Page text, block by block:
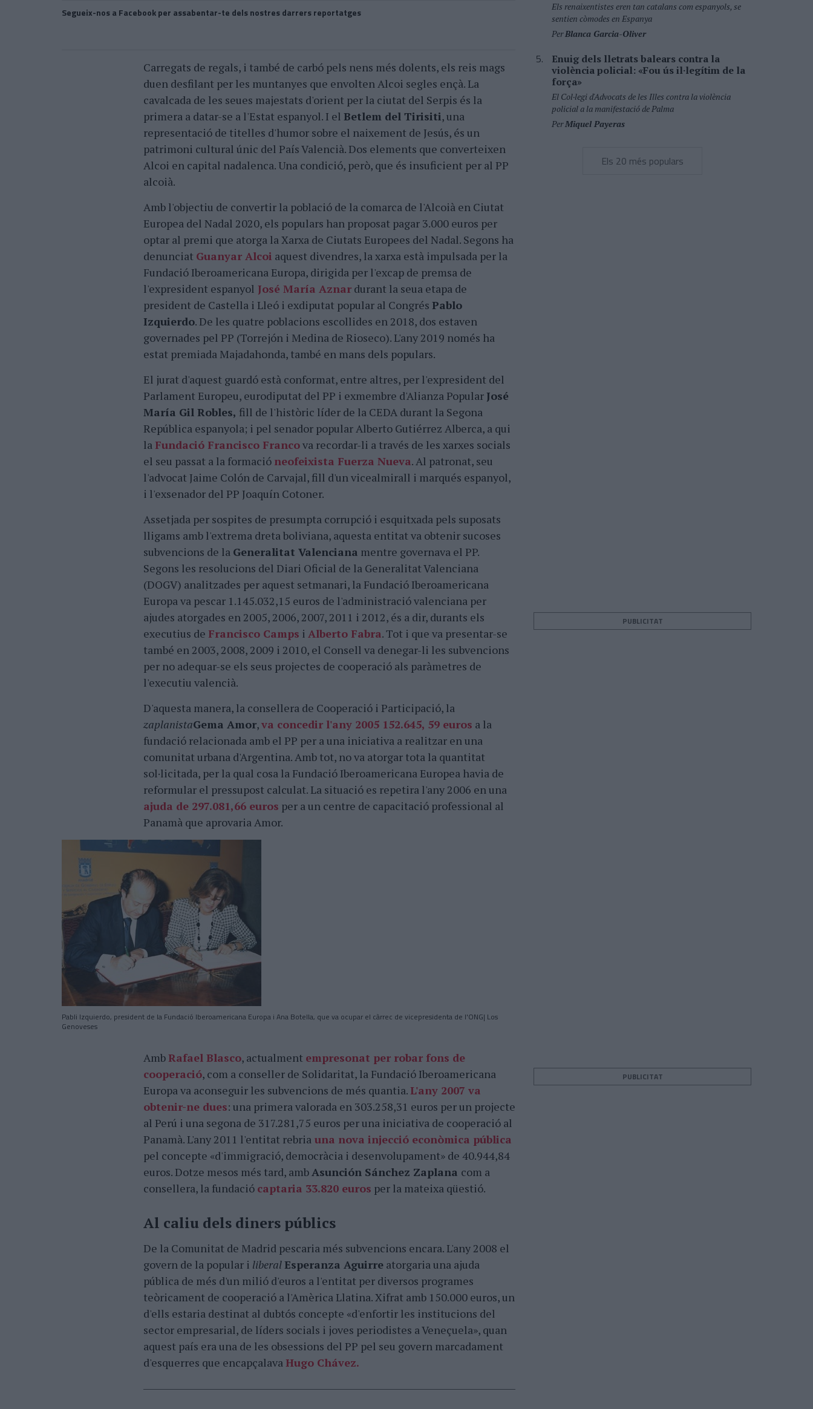
Segueix-nos a Facebook per assabentar-te dels nostres darrers reportatges
Carregats de regals, i també de carbó pels nens més dolents, els reis mags
duen desfilant per les muntanyes que envolten Alcoi segles ençà. La
cavalcada de les seues majestats d'orient per la ciutat del Serpis és la
primera a datar-se a l'Estat espanyol. I el Betlem del Tirisiti, una
representació de titelles d'humor sobre el naixement de Jesús, és un
patrimoni cultural únic del País Valencià. Dos elements que converteixen
Alcoi en capital nadalenca. Una condició, però, que és insuficient per al PP
alcoià.
Amb l'objectiu de convertir la població de la comarca de l'Alcoià en Ciutat
Europea del Nadal 2020, els populars han proposat pagar 3.000 euros per
optar al premi que atorga la Xarxa de Ciutats Europees del Nadal. Segons ha
denunciat Guanyar Alcoi aquest divendres, la xarxa està impulsada per la
Fundació Iberoamericana Europa, dirigida per l'excap de premsa de
l'expresident espanyol José María Aznar durant la seua etapa de
president de Castella i Lleó i exdiputat popular al Congrés Pablo
Izquierdo. De les quatre poblacions escollides en 2018, dos estaven
governades pel PP (Torrejón i Medina de Rioseco). L'any 2019 només ha
estat premiada Majadahonda, també en mans dels populars.
El jurat d'aquest guardó està conformat, entre altres, per l'expresident del
Parlament Europeu, eurodiputat del PP i exmembre d'Alianza PopularJosé
María Gil Robles, fill de l'històric líder de la CEDA durant la Segona
República espanyola; i pel senador popular Alberto Gutiérrez Alberca, a qui
la Fundació Francisco Francova recordar-li a través de les xarxes socials
el seu passat a la formació neofeixista Fuerza Nueva. Al patronat, seu
l'advocat Jaime Colón de Carvajal, fill d'un vicealmirall i marqués espanyol,
i l'exsenador del PP Joaquín Cotoner.
Assetjada per sospites de presumpta corrupció i esquitxada pels suposats
lligams amb l'extrema dreta boliviana, aquesta entitat va obtenir sucoses
subvencions de la Generalitat Valenciana mentre governava el PP.
Segons les resolucions del Diari Oficial de la Generalitat Valenciana
(DOGV) analitzades per aquest setmanari, la Fundació Iberoamericana
Europa va pescar 1.145.032,15 euros de l'administració valenciana per
ajudes atorgades en 2005, 2006, 2007, 2011 i 2012, és a dir, durants els
executius de Francisco Camps i Alberto Fabra. Tot i que va presentar-se
també en 2003, 2008, 2009 i 2010, el Consell va denegar-li les subvencions
per no adequar-se els seus projectes de cooperació als paràmetres de
l'executiu valencià.
D'aquesta manera, la consellera de Cooperació i Participació, la
zaplanistaGema Amor,va concedir l'any 2005 152.645, 59 euros a la
fundació relacionada amb el PP per a una iniciativa a realitzar en una
comunitat urbana d'Argentina. Amb tot, no va atorgar tota la quantitat
sol·licitada, per la qual cosa la Fundació Iberoamericana Europea havia de
reformular el pressupost calculat. La situació es repetira l'any 2006 en una
ajuda de 297.081,66 euros per a un centre de capacitació professional al
Panamà que aprovaria Amor.
Pabli Izquierdo, president de la Fundació Iberoamericana Europa i Ana Botella, que va ocupar el càrrec de vicepresidenta de l'ONG| Los
Genoveses
AmbRafael Blasco, actualment empresonat per robar fons de
cooperació, com a conseller de Solidaritat, la Fundació Iberoamericana
Europa va aconseguir les subvencions de més quantia.L'any 2007 va
obtenir-ne dues: una primera valorada en 303.258,31 euros per un projecte
al Perú i una segona de 317.281,75 euros per una iniciativa de cooperació al
Panamà. L'any 2011 l'entitat rebria una nova injecció econòmica pública
pel concepte «d'immigració, democràcia i desenvolupament» de 40.944,84
euros. Dotze mesos més tard, ambAsunción Sánchez Zaplana com a
consellera, la fundació captaria 33.820 euros per la mateixa qüestió.
Al caliu dels diners públics
De la Comunitat de Madrid pescaria més subvencions encara. L'any 2008 el
govern de la popular i liberalEsperanza Aguirre atorgaria una ajuda
pública de més d'un milió d'euros a l'entitat per diversos programes
teòricament de cooperació a l'Amèrica Llatina. Xifrat amb 150.000 euros, un
d'ells estaria destinat al dubtós concepte «d'enfortir les institucions del
sector empresarial, de líders socials i joves periodistes a Veneçuela», quan
aquest país era una de les obsessions del PP pel seu govern marcadament
d'esquerres que encapçalavaHugo Chávez.
Els renaixentistes eren tan catalans com espanyols, se
sentien còmodes en Espanya
PerBlanca Garcia-Oliver
Enuig dels lletrats balears contra la
violència policial: «Fou ús il·legítim de la
força»
El Col·legi d'Advocats de les Illes contra la violència
policial a la manifestació de Palma
PerMiquel Payeras
Els 20 més populars
PUBLICITAT
PUBLICITAT